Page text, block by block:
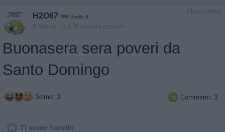
Post in cui hanno evocato H2O67
Post commentati da H2O67
Primi post di H2O67
Chiacchiera
H2O67 livello 8
9 Marzo - 2.638 visualizzazioni
Buonasera sera poveri da
Santo Domingo
Stime: 3  Commenti: 3
Ti stimo fratello